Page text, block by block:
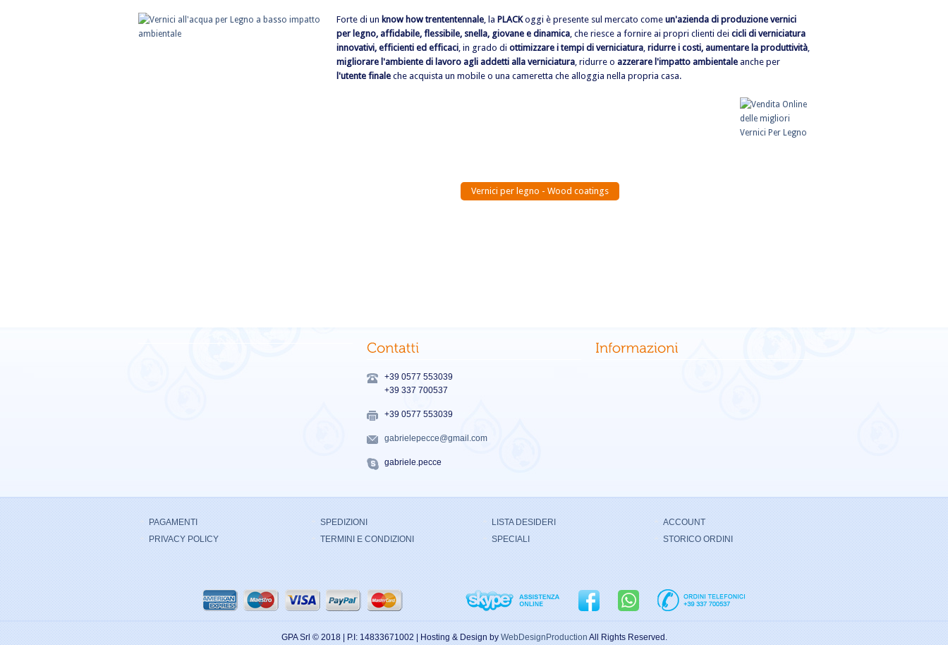
Forte di un know how trententennale, la PLACKoggi è presente sul mercato come un'azienda di produzione vernici
per legno, affidabile, flessibile, snella, giovane e dinamica, che riesce a fornire ai propri clienti dei cicli di verniciatura
innovativi, efficienti ed efficaci, in grado di ottimizzare i tempi di verniciatura, ridurre i costi, aumentare la produttività,
migliorare l'ambiente di lavoro agli addetti alla verniciatura, ridurre o azzerare l'impatto ambientale anche per
l'utente finale che acquista un mobile o una cameretta che alloggia nella propria casa.
Vernici per legno - Wood coatings
+39 0577 553039
+39 337 700537
+39 0577 553039
gabrielepecce@gmail.com
gabriele.pecce
PAGAMENTI
PRIVACY POLICY
SPEDIZIONI
TERMINI E CONDIZIONI
LISTA DESIDERI
SPECIALI
ACCOUNT
STORICO ORDINI
GPA Srl © 2018 | P.I: 14833671002 | Hosting & Design by WebDesignProduction All Rights Reserved.